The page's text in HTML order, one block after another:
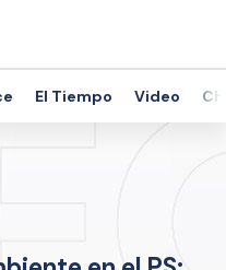
El Tiempo Video